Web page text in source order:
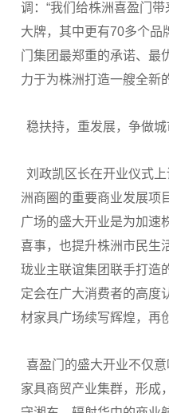
调：“我们给株洲喜盈门
大牌，其中更有70多个品
门集团最郑重的承诺、最
力于为株洲打造一艘全新
稳扶持，重发展，争做
刘政凯区长在开业仪式
洲商圈的重要商业发展项
广场的盛大开业是为加速
喜事，也提升株洲市民生
珑业主联谊集团联手打造
定会在广大消费者的高度
材家具广场续写辉煌，再
喜盈门的盛大开业不仅
家具商贸产业集群，形成